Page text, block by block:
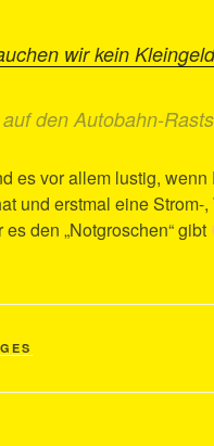
wir kein
den Autobahn-
es vor allem lustig,
und erstmal eine Strom-
den „Notgroschen“ gibt